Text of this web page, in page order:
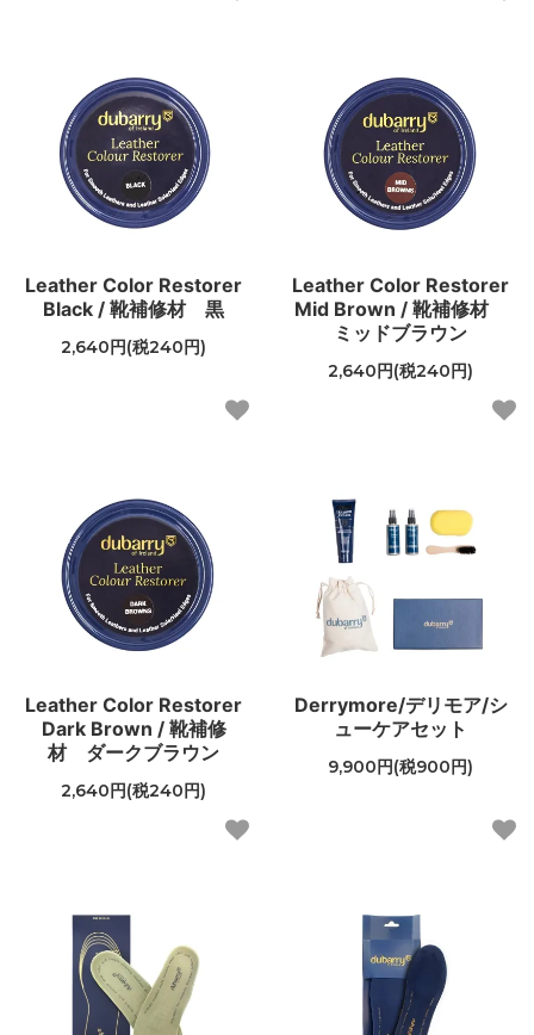
Leather Color Restorer
Black / 靴補修材 黒
2,640円(税240円)
Leather Color Restorer
Mid Brown / 靴補修材
ミッドブラウン
2,640円(税240円)
Leather Color Restorer
Dark Brown / 靴補修
材 ダークブラウン
2,640円(税240円)
Derrymore/デリモア/シ
ューケアセット
9,900円(税900円)